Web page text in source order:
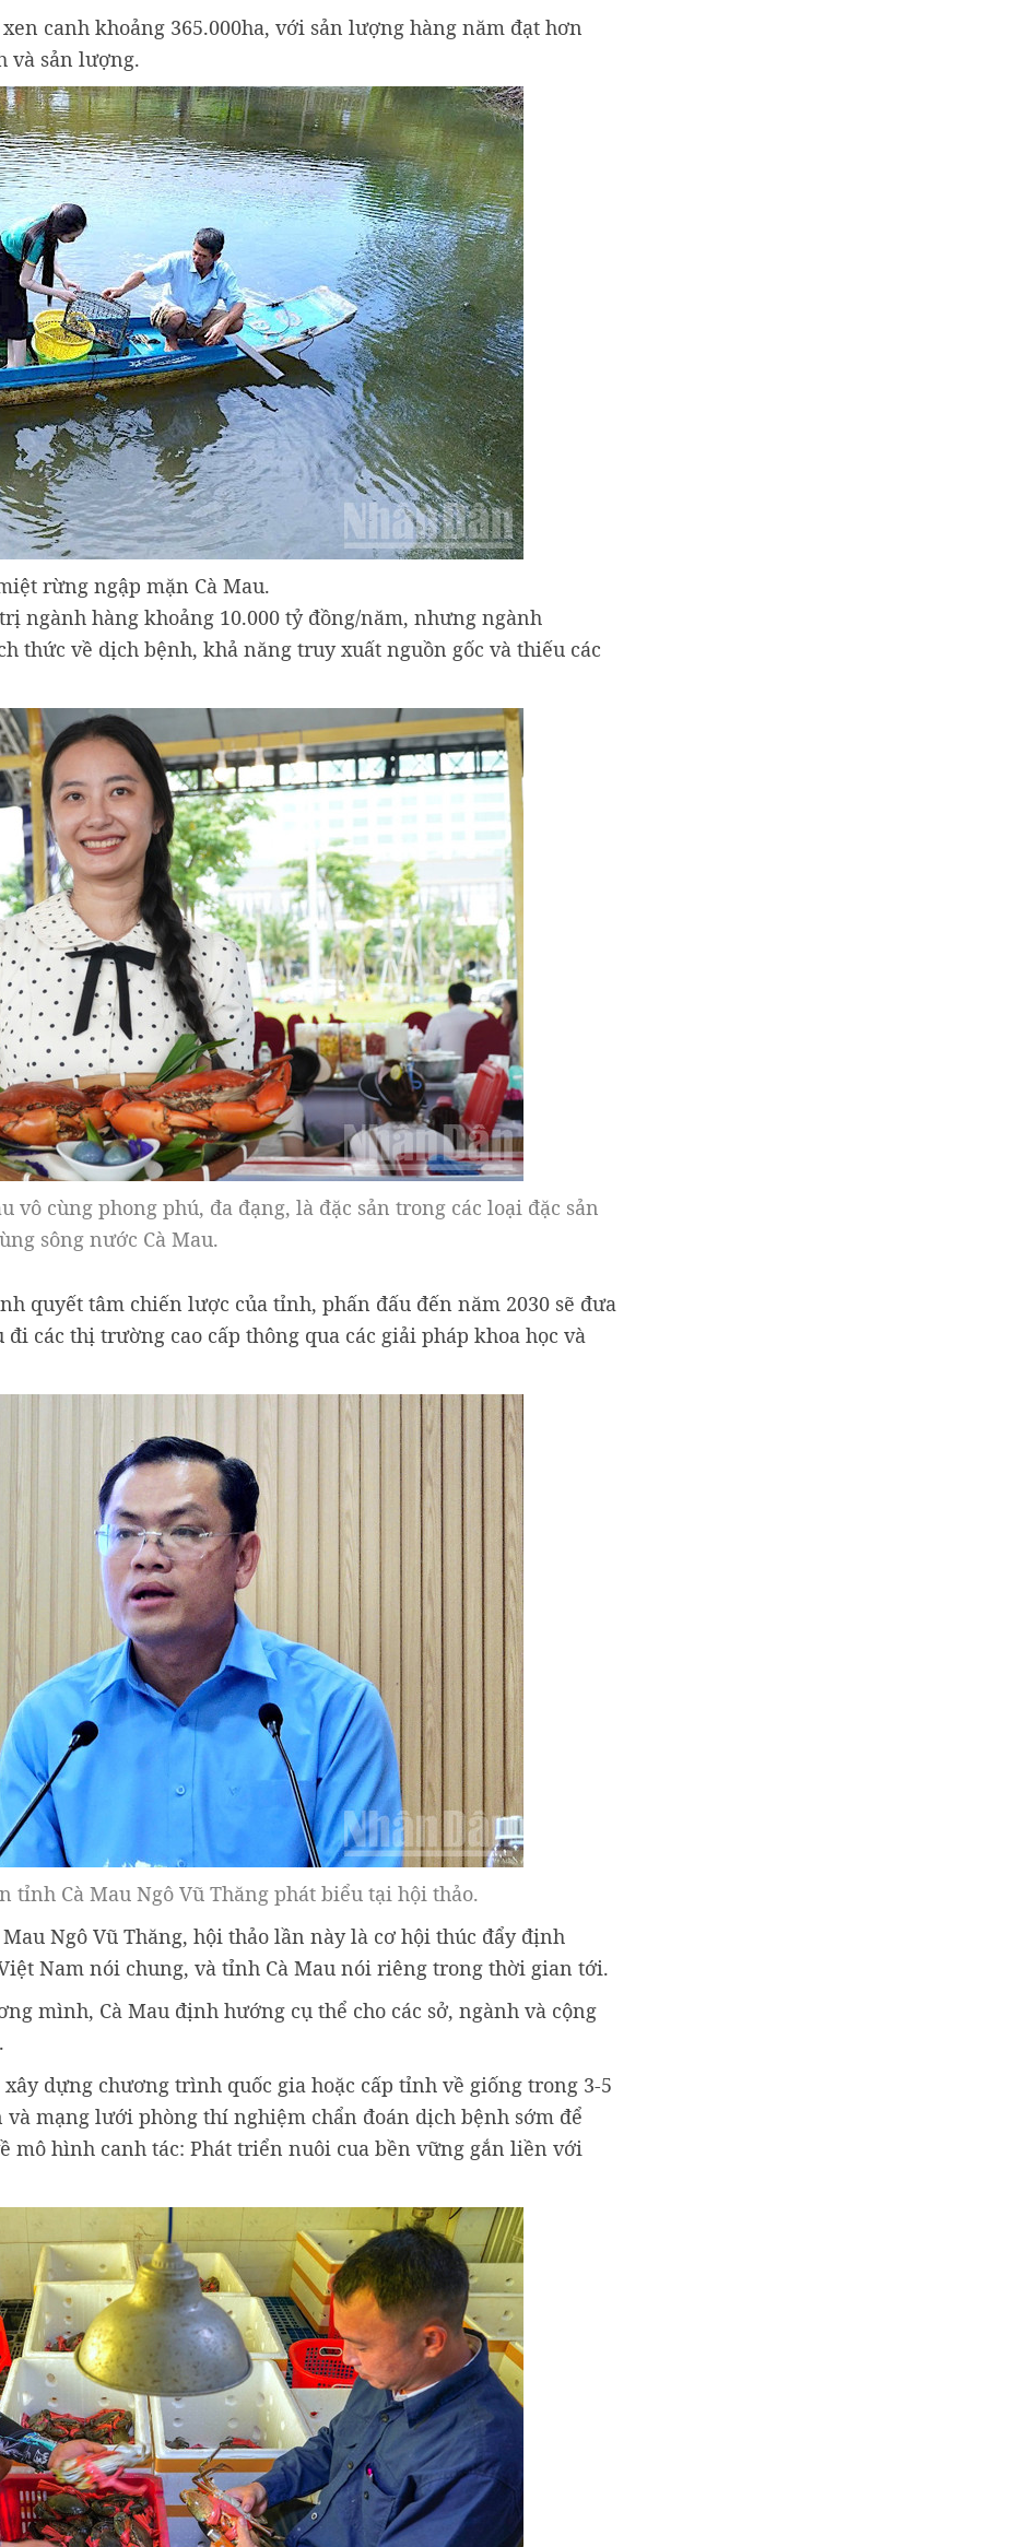
canh khoảng 365.000ha, với sản lượng hàng năm đạt hơn
và sản lượng.
rừng ngập mặn Cà Mau.
ngành hàng khoảng 10.000 tỷ đồng/năm, nhưng ngành
thức về dịch bệnh, khả năng truy xuất nguồn gốc và thiếu các
vô cùng phong phú, đa đạng, là đặc sản trong các loại đặc sản
sông nước Cà Mau.
quyết tâm chiến lược của tỉnh, phấn đấu đến năm 2030 sẽ đưa
các thị trường cao cấp thông qua các giải pháp khoa học và
tỉnh Cà Mau Ngô Vũ Thăng phát biểu tại hội thảo.
Ngô Vũ Thăng, hội thảo lần này là cơ hội thúc đẩy định
Nam nói chung, và tỉnh Cà Mau nói riêng trong thời gian tới.
mình, Cà Mau định hướng cụ thể cho các sở, ngành và cộng
dựng chương trình quốc gia hoặc cấp tỉnh về giống trong 3-5
mạng lưới phòng thí nghiệm chẩn đoán dịch bệnh sớm để
mô hình canh tác: Phát triển nuôi cua bền vững gắn liền với